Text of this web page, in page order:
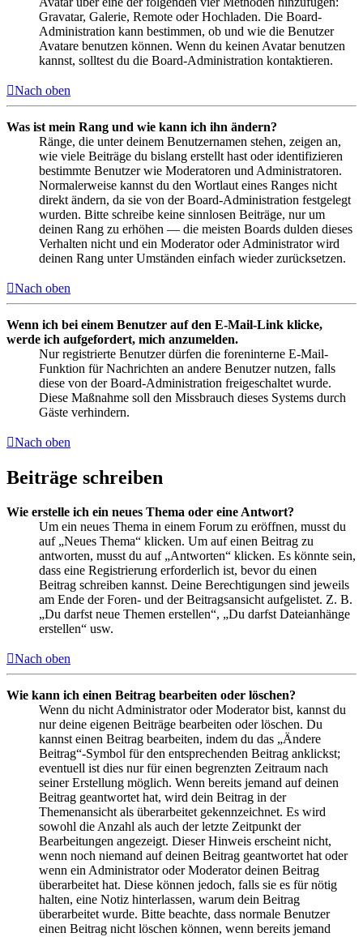
Gravatar, Galerie, Remote oder Hochladen. Die Board-
Administration kann bestimmen, ob und wie die Benutzer
Avatare benutzen können. Wenn du keinen Avatar benutzen
kannst, solltest du die Board-Administration kontaktieren.
Nach oben
Was ist mein Rang und wie kann ich ihn ändern?
Ränge, die unter deinem Benutzernamen stehen, zeigen an,
wie viele Beiträge du bislang erstellt hast oder identifizieren
bestimmte Benutzer wie Moderatoren und Administratoren.
Normalerweise kannst du den Wortlaut eines Ranges nicht
direkt ändern, da sie von der Board-Administration festgelegt
wurden. Bitte schreibe keine sinnlosen Beiträge, nur um
deinen Rang zu erhöhen — die meisten Boards dulden dieses
Verhalten nicht und ein Moderator oder Administrator wird
deinen Rang unter Umständen einfach wieder zurücksetzen.
Nach oben
Wenn ich bei einem Benutzer auf den E-Mail-Link klicke,
werde ich aufgefordert, mich anzumelden.
Nur registrierte Benutzer dürfen die foreninterne E-Mail-
Funktion für Nachrichten an andere Benutzer nutzen, falls
diese von der Board-Administration freigeschaltet wurde.
Diese Maßnahme soll den Missbrauch dieses Systems durch
Gäste verhindern.
Nach oben
Beiträge schreiben
Wie erstelle ich ein neues Thema oder eine Antwort?
Um ein neues Thema in einem Forum zu eröffnen, musst du
auf „Neues Thema“ klicken. Um auf einen Beitrag zu
antworten, musst du auf „Antworten“ klicken. Es könnte sein,
dass eine Registrierung erforderlich ist, bevor du einen
Beitrag schreiben kannst. Deine Berechtigungen sind jeweils
am Ende der Foren- und der Beitragsansicht aufgelistet. Z. B.
„Du darfst neue Themen erstellen“, „Du darfst Dateianhänge
erstellen“ usw.
Nach oben
Wie kann ich einen Beitrag bearbeiten oder löschen?
Wenn du nicht Administrator oder Moderator bist, kannst du
nur deine eigenen Beiträge bearbeiten oder löschen. Du
kannst einen Beitrag bearbeiten, indem du das „Ändere
Beitrag“-Symbol für den entsprechenden Beitrag anklickst;
eventuell ist dies nur für einen begrenzten Zeitraum nach
seiner Erstellung möglich. Wenn bereits jemand auf deinen
Beitrag geantwortet hat, wird dein Beitrag in der
Themenansicht als überarbeitet gekennzeichnet. Es wird
sowohl die Anzahl als auch der letzte Zeitpunkt der
Bearbeitungen angezeigt. Dieser Hinweis erscheint nicht,
wenn noch niemand auf deinen Beitrag geantwortet hat oder
wenn ein Administrator oder Moderator deinen Beitrag
überarbeitet hat. Diese können jedoch, falls sie es für nötig
halten, eine Notiz hinterlassen, warum dein Beitrag
überarbeitet wurde. Bitte beachte, dass normale Benutzer
einen Beitrag nicht löschen können, wenn bereits jemand